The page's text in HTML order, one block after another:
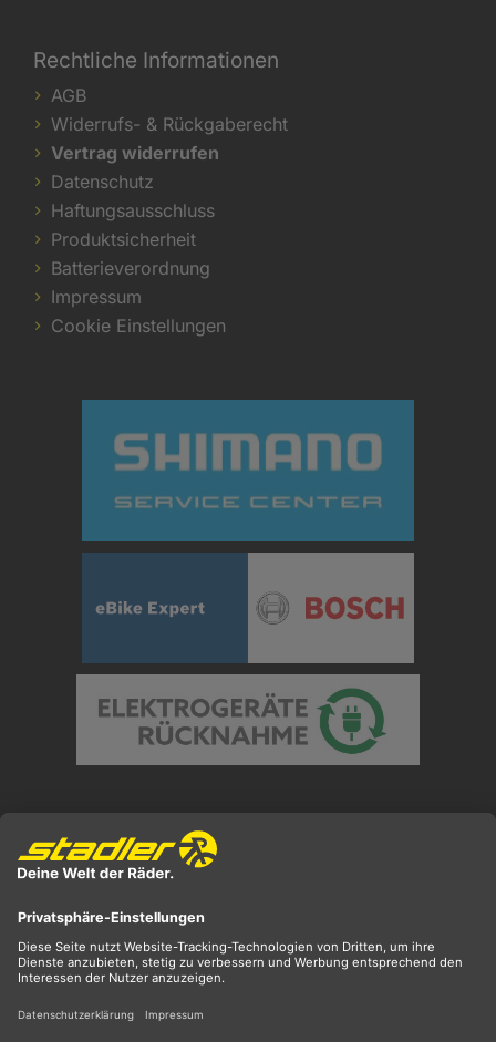
Rechtliche Informationen
AGB
Widerrufs- & Rückgaberecht
Vertrag widerrufen
Datenschutz
Haftungsausschluss
Produktsicherheit
Batterieverordnung
Impressum
Cookie Einstellungen